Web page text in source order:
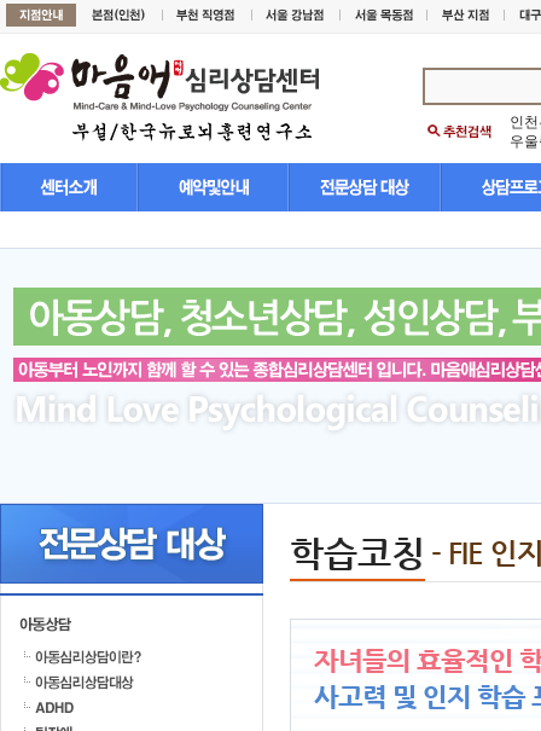
인
우
학습코칭 - FIE 인
자녀들의 효율적인
사고력 및 인지 학습